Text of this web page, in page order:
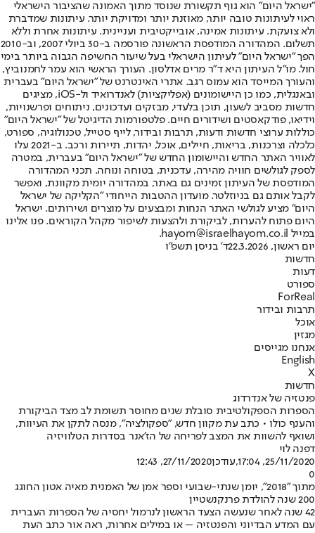
"ישראל היום" הוא גוף תקשורת שנוסד מתוך האמונה שהציבור הישראלי
ראוי לעיתונות טובה יותר, מאוזנת יותר ומדויקת יותר. עיתונות שמדברת
ולא צועקת. עיתונות אמינה, אובייקטיבית ועניינית. עיתונות אחרת וללא
תשלום. המהדורה המודפסת הראשונה פורסמה ב-30 ביולי 2007, וב-2010
הפך "ישראל היום" לעיתון הישראלי בעל שיעור החשיפה הגבוה ביותר בימי
חול. מו"ל העיתון היא ד"ר מרים אדלסון. העורך הראשי הוא עמר לחמנוביץ,
והעורך המייסד הוא עמוס רגב. אתרי האינטרנט של "ישראל היום" בעברית
ובאנגלית, כמו כן היישומונים (אפליקציות) לאנדרואיד ול-iOS, מציגים
חדשות מסביב לשעון, תוכן בלעדי, מבזקים ועדכונים, ניתוחים ופרשנויות,
וידיאו, פודקאסטים ושידורים חיים. פלטפורמות הדיגיטל של "ישראל היום"
כוללות ערוצי חדשות ודעות, תרבות ובידור, לייף סטייל, טכנולוגיה, ספורט,
כלכלה וצרכנות, בריאות, חיילים, אוכל, יהדות, תיירות ורכב. ב-2021 עלו
לאוויר האתר החדש והיישומון החדש של "ישראל היום" בעברית, במטרה
לספק לגולשים חוויה מהירה, עדכנית, בטוחה ונוחה. תכני המהדורה
המודפסת של העיתון זמינים גם באתר, במהדורה יומית מקוונת, ואפשר
לקבל אותם גם בניוזלטר. מועדון ההטבות הייחודי "הקליקה של ישראל
היום" מציע לגולשי האתר הנחות ומבצעים על מוצרים ושירותים. ישראל
היום פתוח להערות, לביקורת ולהצעות לשיפור מקהל הקוראים. פנו אלינו
במייל hayom@israelhayom.co.il.
יום ראשון, 22.3.2026
ד' בניסן תשפ"ו
חדשות
דעות
ספורט
ForReal
תרבות ובידור
אוכל
מגזין
אנחנו מגייסים
English
X
חדשות
פנטזיה של אנדרדוג
הספרות הספקולטיבית סובלת שנים מחוסר תשומת לב מצד הביקורת
והענף כולו • כתב עת מקוון חדש, "ספקולציה", מנסה לתקן את העיוות,
ושואף להשוות את המצב לפריחה של הז'אנר בסדרות הטלוויזיה
דפנה לוי
25/11/2020, 17:04
,עודכן27/11/2020, 12:43
0
מתוך "2018", יומן שנתי-שבועי וספר אמן של האמנית מאיה אטון החוגג
200 שנה להולדת פרנקנשטיין
42 שנה לאחר שנעשה הצעד הראשון לנרמול יחסיה של הספרות העברית
עם המדע הבדיוני והפנטזיה – או במילים אחרות, ראה אור כתב העת